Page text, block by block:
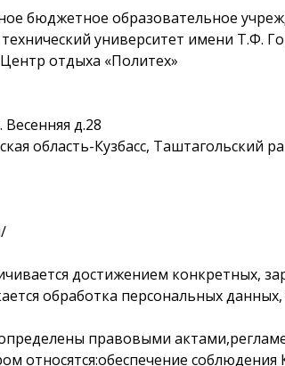
бюджетное образовательное
университет имени Т.Ф.
отдыха «Политех»
д.28
область-Кузбасс, Таштагольский
достижением конкретных,
обработка персональных
правовыми актами,
относятся:обеспечение соблюдения